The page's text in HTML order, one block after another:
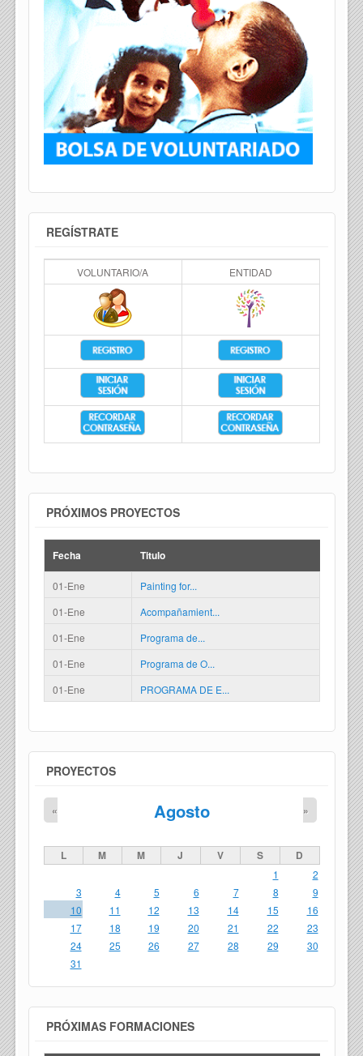
REGÍSTRATE
VOLUNTARIO/A ENTIDAD
PRÓXIMOS PROYECTOS
Fecha Titulo
01-Ene
Painting for...
01-Ene
Acompañamient...
01-Ene
Programa de...
01-Ene
Programa de O...
01-Ene
PROGRAMA DE E...
PROYECTOS
Agosto
« »
L M M J V S D
1
2
3
4 5 6 7 8
9
10
11 12 13 14 15
16
17
18 19 20 21 22
23
24
25 26 27 28 29
30
31
PRÓXIMAS FORMACIONES